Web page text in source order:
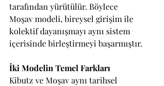
tarafından yürütülür. Böylece
Moşav modeli, bireysel girişim ile
kolektif dayanışmayı aynı sistem
içerisinde birleştirmeyi başarmıştır.
İki Modelin Temel Farkları
Kibutz ve Moşav aynı tarihsel